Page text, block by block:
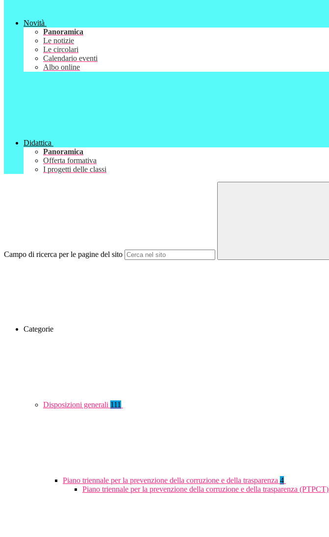
Novità
Panoramica
Le notizie
Le circolari
Calendario eventi
Albo online
Didattica
Panoramica
Offerta formativa
I progetti delle classi
Campo di ricerca per le pagine del sito
Categorie
Disposizioni generali 111
Piano triennale per la prevenzione della corruzione e della trasparenza 4
Piano triennale per la prevenzione della corruzione e della trasparenza (PTPCT)